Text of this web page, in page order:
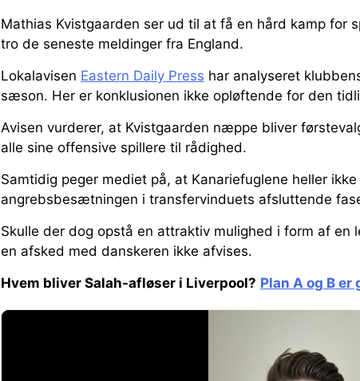
Mathias Kvistgaarden ser ud til at få en hård kamp for
tro de seneste meldinger fra England.
Lokalavisen Eastern Daily Press har analyseret
sæson. Her er konklusionen ikke opløftende for den
Avisen vurderer, at Kvistgaarden næppe bliver
alle sine offensive spillere til rådighed.
Samtidig peger mediet på, at Kanariefuglene heller
angrebsbesætningen i transfervinduets afsluttende
Skulle der dog opstå en attraktiv mulighed i form af en
en afsked med danskeren ikke afvises.
Hvem bliver Salah-afløser i Liverpool? Plan A og B